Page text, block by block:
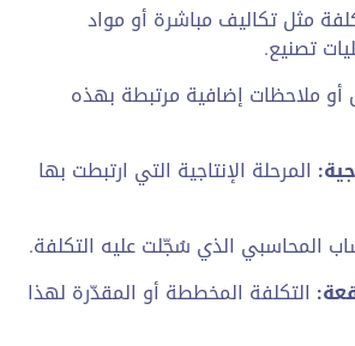
مثل تكاليف مباشرة أو مواد
تصنيع.
أو ملاحظات إضافية مرتبطة بهذه
المرحلة الإنتاجية التي ارتبطت بها
المحاسبي الذي سُجّلت عليه التكلفة.
التكلفة المخططة أو المقدّرة لهذا